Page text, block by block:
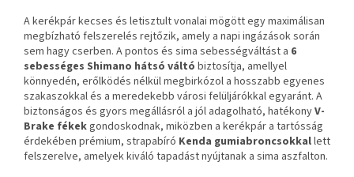
A kerékpár kecses és letisztult vonalai mögött egy maximálisan
megbízható felszerelés rejtőzik, amely a napi ingázások során
sem hagy cserben. A pontos és sima sebességváltást a 6
sebességes Shimano hátsó váltó biztosítja, amellyel
könnyedén, erőlködés nélkül megbirkózol a hosszabb egyenes
szakaszokkal és a meredekebb városi felüljárókkal egyaránt. A
biztonságos és gyors megállásról a jól adagolható, hatékonyV-
Brake fékekgondoskodnak, miközben a kerékpár a tartósság
érdekében prémium, strapabíró Kenda gumiabroncsokkallett
felszerelve, amelyek kiváló tapadást nyújtanak a sima aszfalton.